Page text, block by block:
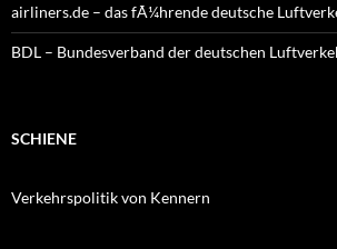
airliners.de – das fÃ¼hrende deutsche
BDL – Bundesverband der deutschen
SCHIENE
Verkehrspolitik von Kennern